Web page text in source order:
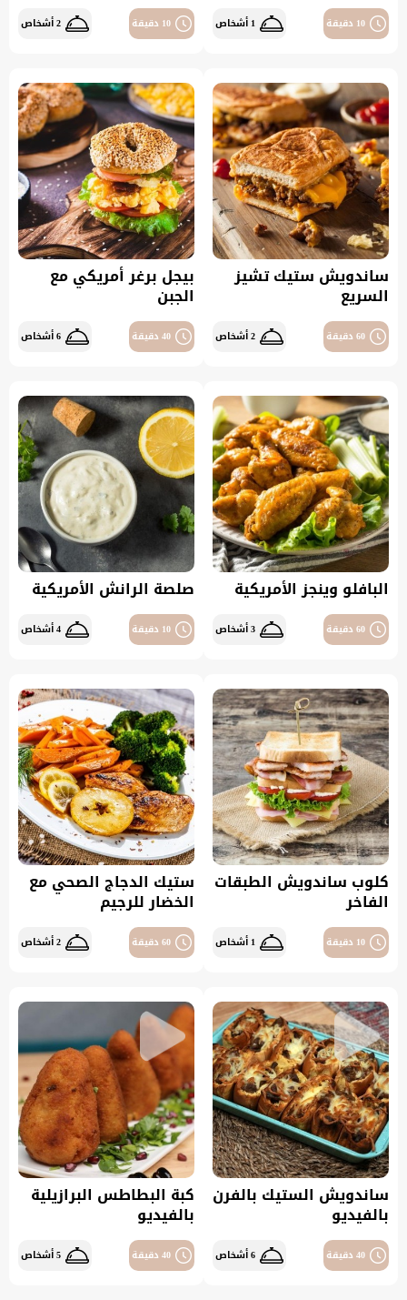
10 دقيقة 1 أشخاص 10 دقيقة 2 أشخاص
ساندويش ستيك تشيز
السريع
60 دقيقة 2 أشخاص
بيجل برغر أمريكي مع
الجبن
40 دقيقة 6 أشخاص
البافلو وينجز الأمريكية
60 دقيقة 3 أشخاص
صلصة الرانش الأمريكية
10 دقيقة 4 أشخاص
كلوب ساندويش الطبقات
الفاخر
10 دقيقة 1 أشخاص
ستيك الدجاج الصحي مع
الخضار للرجيم
60 دقيقة 2 أشخاص
ساندويش الستيك بالفرن
بالفيديو
40 دقيقة 6 أشخاص
كبة البطاطس البرازيلية
بالفيديو
40 دقيقة 5 أشخاص